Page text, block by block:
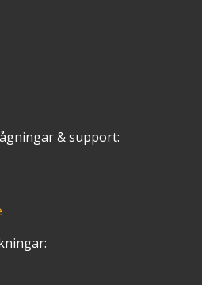
& support: